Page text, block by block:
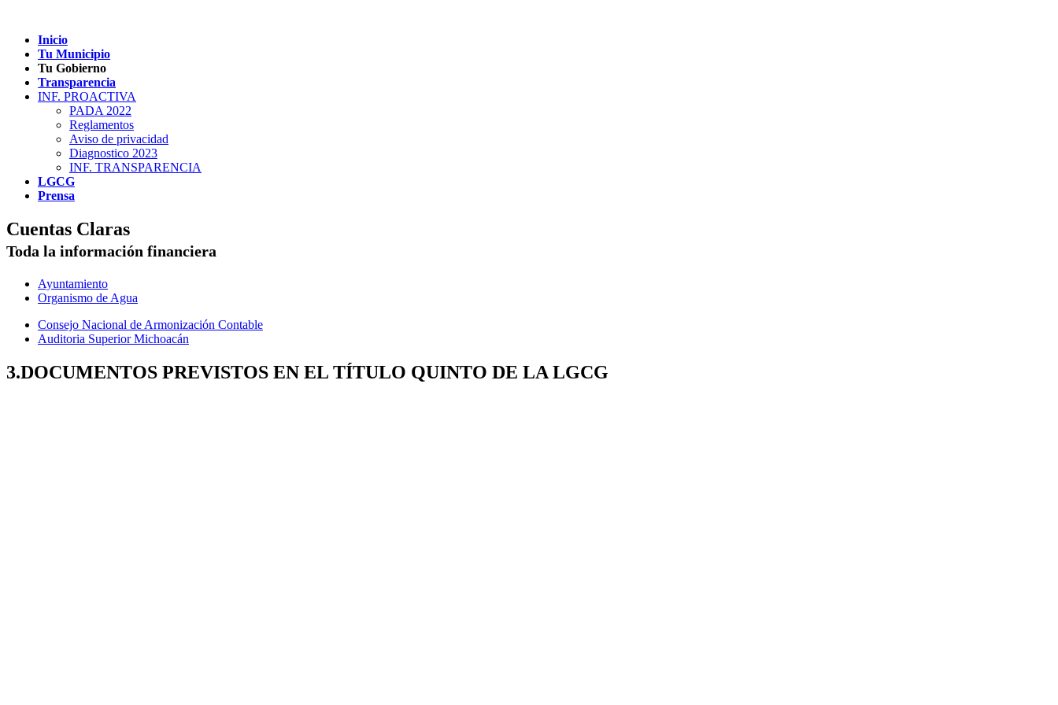
Inicio
Tu Municipio
Tu Gobierno
Transparencia
INF. PROACTIVA
PADA 2022
Reglamentos
Aviso de privacidad
Diagnostico 2023
INF. TRANSPARENCIA
LGCG
Prensa
Cuentas Claras
Toda la información financiera
Ayuntamiento
Organismo de Agua
Consejo Nacional de Armonización Contable
Auditoria Superior Michoacán
3.DOCUMENTOS PREVISTOS EN EL TÍTULO QUINTO DE LA LGCG